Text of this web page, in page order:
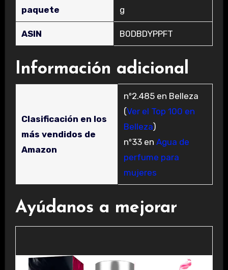
paquete
g
ASIN ‎B0DBDYPPFT
Información adicional
Clasificación en los
más vendidos de
Amazon
nº2.485 en Belleza
(Ver el Top 100 en
Belleza)
nº33 en Agua de
perfume para
mujeres
Ayúdanos a mejorar